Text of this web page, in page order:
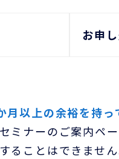
お申
以上の余裕を持っ
ミナーのご案内ペ
ることはできませ